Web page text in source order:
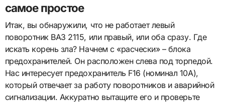
самое простое
Итак, вы обнаружили, что не работает левый
поворотник ВАЗ 2115, или правый, или оба сразу. Где
искать корень зла? Начнем с «расчески» – блока
предохранителей. Он расположен слева под торпедой.
Нас интересует предохранитель F16 (номинал 10А),
который отвечает за работу поворотников и аварийной
сигнализации. Аккуратно вытащите его и проверьте